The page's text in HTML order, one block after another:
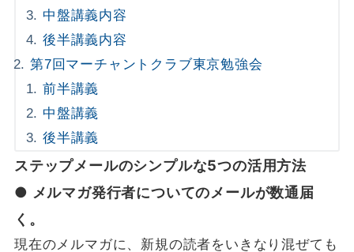
中盤講義内容
後半講義内容
第7回マーチャントクラブ東京勉強会
前半講義
中盤講義
後半講義
ステップメールのシンプルな5つの活用方法
● メルマガ発行者についてのメールが数通届
く。
現在のメルマガに、新規の読者をいきなり混ぜても